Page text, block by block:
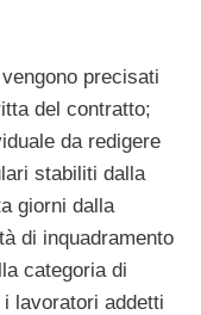
precisati
del contratto;
da redigere
stabiliti dalla
giorni dalla
di inquadramento
categoria di
lavoratori addetti